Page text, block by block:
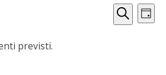
Eventi
Cerca
Giorno
previsti.